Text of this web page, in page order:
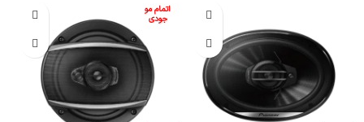
اتمام مو
جودی